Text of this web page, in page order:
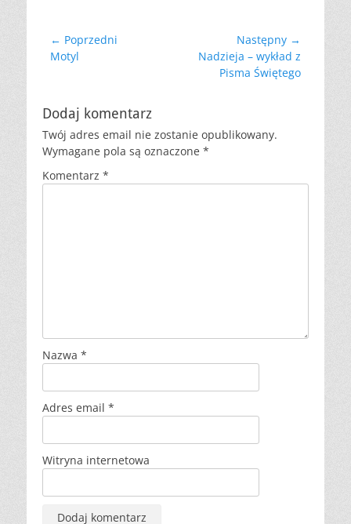
Nawigacja
wpisu
← Poprzedni
Poprzedni
Motyl
Następny →
Następny
Nadzieja – wykład z
Pisma Świętego
Dodaj komentarz
Twój adres email nie zostanie opublikowany.
Wymagane pola są oznaczone *
Komentarz *
Nazwa *
Adres email *
Witryna internetowa